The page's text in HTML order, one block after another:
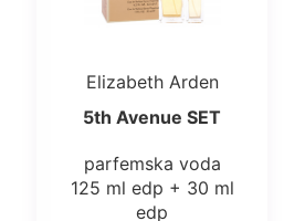
Elizabeth Arden
5th Avenue SET
parfemska voda
125 ml edp + 30 ml
edp